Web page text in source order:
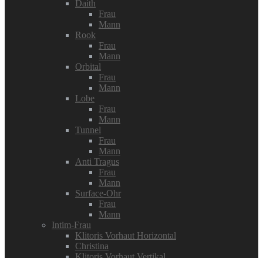
Daith
Frau
Mann
Rook
Frau
Mann
Orbital
Frau
Mann
Lobe
Frau
Mann
Tunnel
Frau
Mann
Anti Tragus
Frau
Mann
Surface-Ohr
Frau
Mann
Intim-Frau
Klitoris Vorhaut Horizontal
Christina